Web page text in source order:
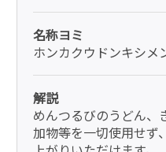
名称ヨミ
ホンカクウドンキシメ
解説
めんつるびのうどん、
加物等を一切使用せず